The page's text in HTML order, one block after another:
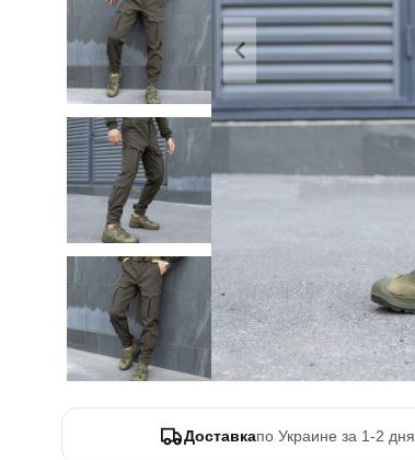
Доставкапо Украине за 1-2 дня